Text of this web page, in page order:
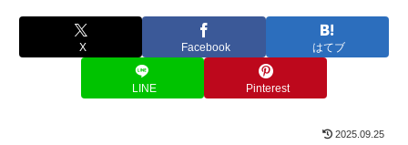
X Facebook はてブ
LINE Pinterest
2025.09.25